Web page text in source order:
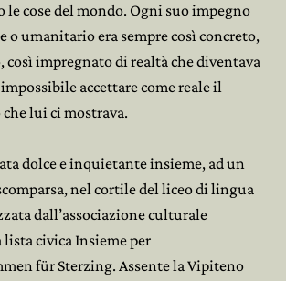
le cose del mondo. Ogni suo impegno
o umanitario era sempre così concreto,
così impregnato di realtà che diventava
accettare come reale il
lui ci mostrava.
dolce e inquietante insieme, ad un
nel cortile del liceo di lingua
dall’associazione culturale
lista civica Insieme per
für Sterzing. Assente la Vipiteno